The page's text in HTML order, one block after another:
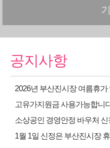
공지사항
2026년 부산진시장 여름휴가
고유가지원금 사용가능합니
소상공인 경영안정 바우처 신
1월 1일 신정은 부산진시장